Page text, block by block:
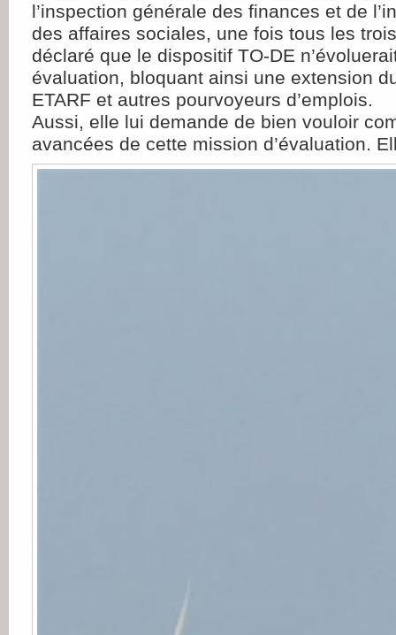
l’inspection générale des finances et de
des affaires sociales, une fois tous les
déclaré que le dispositif TO-DE
évaluation, bloquant ainsi une extension
ETARF et autres pourvoyeurs d’emplois.
Aussi, elle lui demande de bien vouloir
avancées de cette mission d’évaluation.